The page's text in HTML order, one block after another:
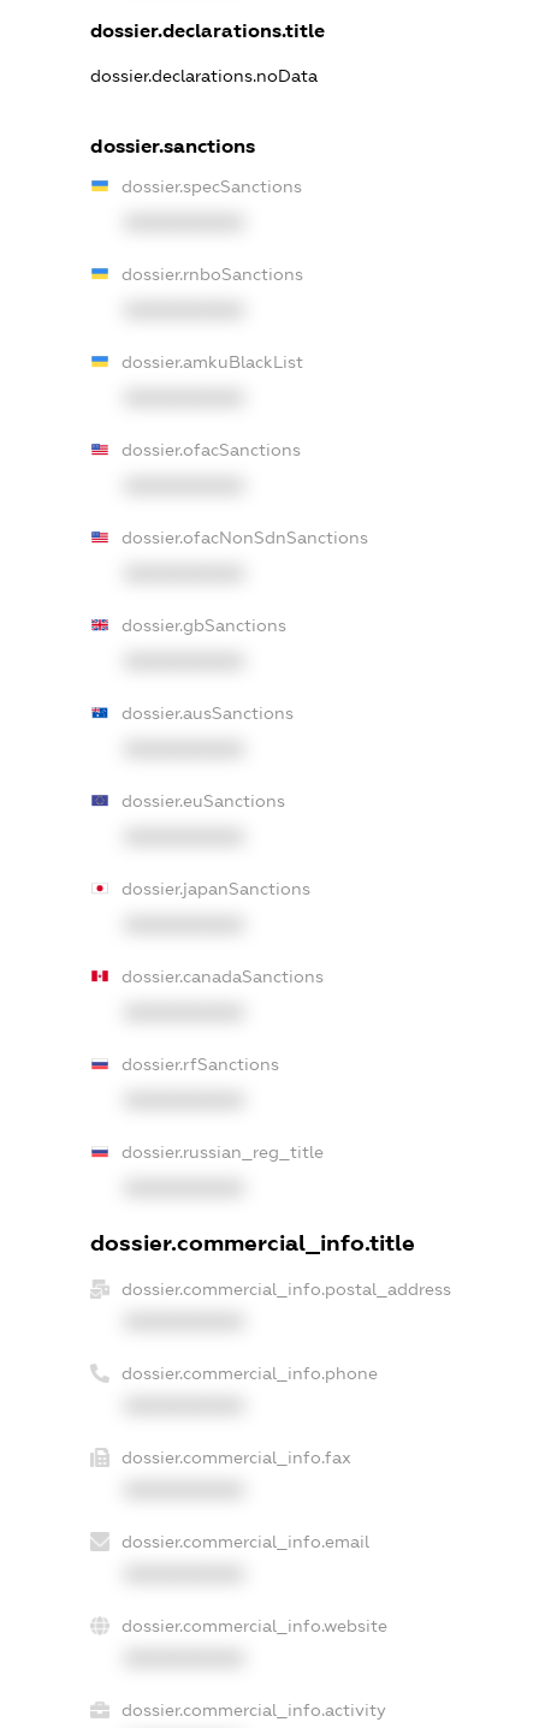
dossier.declarations.title
dossier.declarations.noData
dossier.sanctions
dossier.specSanctions
dossier.rnboSanctions
dossier.amkuBlackList
dossier.ofacSanctions
dossier.ofacNonSdnSanctions
dossier.gbSanctions
dossier.ausSanctions
dossier.euSanctions
dossier.japanSanctions
dossier.canadaSanctions
dossier.rfSanctions
dossier.russian_reg_title
dossier.commercial_info.title
dossier.commercial_info.postal_address
dossier.commercial_info.phone
dossier.commercial_info.fax
dossier.commercial_info.email
dossier.commercial_info.website
dossier.commercial_info.activity